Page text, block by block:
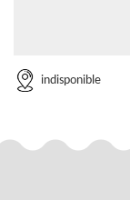
indisponible